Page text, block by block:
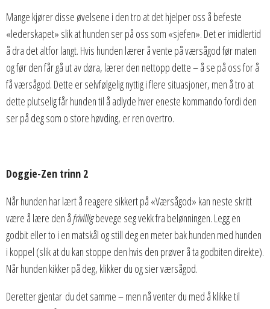
Mange kjører disse øvelsene i den tro at det hjelper oss å befeste
«lederskapet» slik at hunden ser på oss som «sjefen». Det er imidlertid
å dra det altfor langt. Hvis hunden lærer å vente på værsågod før maten
og før den får gå ut av døra, lærer den nettopp dette – å se på oss for å
få værsågod. Dette er selvfølgelig nyttig i flere situasjoner, men å tro at
dette plutselig får hunden til å adlyde hver eneste kommando fordi den
ser på deg som o store høvding, er ren overtro.
Doggie-Zen trinn 2
Når hunden har lært å reagere sikkert på «Værsågod» kan neste skritt
være å lære den åfrivilligbevege seg vekk fra belønningen. Legg en
godbit eller to i en matskål og still deg en meter bak hunden med hunden
i koppel (slik at du kan stoppe den hvis den prøver å ta godbiten direkte).
Når hunden kikker på deg, klikker du og sier værsågod.
Deretter gjentar du det samme – men nå venter du med å klikke til